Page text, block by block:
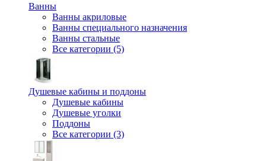
Ванны
Ванны акриловые
Ванны специального назначения
Ванны стальные
Все категории (5)
Душевые кабины и поддоны
Душевые кабины
Душевые уголки
Поддоны
Все категории (3)